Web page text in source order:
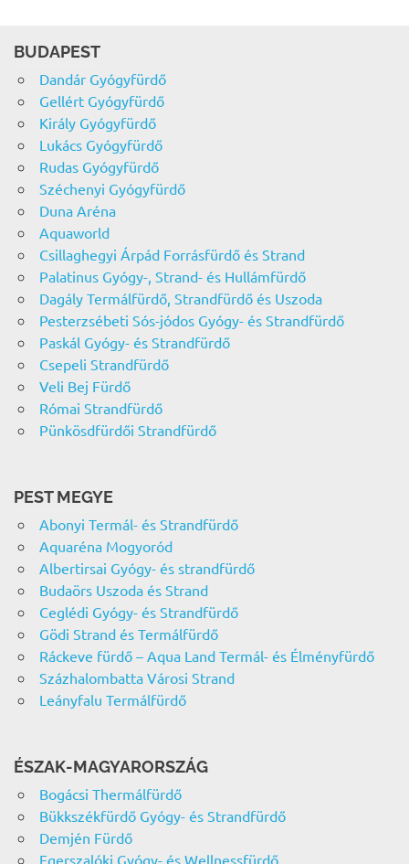
BUDAPEST
Dandár Gyógyfürdő
Gellért Gyógyfürdő
Király Gyógyfürdő
Lukács Gyógyfürdő
Rudas Gyógyfürdő
Széchenyi Gyógyfürdő
Duna Aréna
Aquaworld
Csillaghegyi Árpád Forrásfürdő és Strand
Palatinus Gyógy-, Strand- és Hullámfürdő
Dagály Termálfürdő, Strandfürdő és Uszoda
Pesterzsébeti Sós-jódos Gyógy- és Strandfürdő
Paskál Gyógy- és Strandfürdő
Csepeli Strandfürdő
Veli Bej Fürdő
Római Strandfürdő
Pünkösdfürdői Strandfürdő
PEST MEGYE
Abonyi Termál- és Strandfürdő
Aquaréna Mogyoród
Albertirsai Gyógy- és strandfürdő
Budaörs Uszoda és Strand
Ceglédi Gyógy- és Strandfürdő
Gödi Strand és Termálfürdő
Ráckeve fürdő – Aqua Land Termál- és Élményfürdő
Százhalombatta Városi Strand
Leányfalu Termálfürdő
ÉSZAK-MAGYARORSZÁG
Bogácsi Thermálfürdő
Bükkszékfürdő Gyógy- és Strandfürdő
Demjén Fürdő
Egerszalóki Gyógy- és Wellnessfürdő